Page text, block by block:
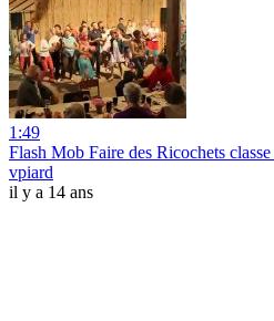
1:49
Flash Mob Faire des Ricochets
vpiard
il y a 14 ans